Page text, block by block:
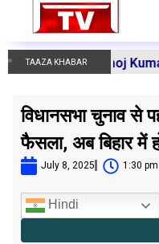
TAAZA KHABAR
Manoj Kumar
विधानसभा चुनाव से
फैसला, अब बिहार में
July 8, 2025 1:30 pm
Hindi